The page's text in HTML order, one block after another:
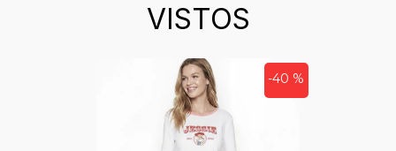
VISTOS
-40 %